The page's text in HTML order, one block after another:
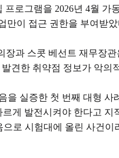
로그램을 2026년 4월
이 접근 권한을 부여받
과 스콧 베선트 재무장
한 취약점 정보가 악의
실증한 첫 번째 대형
발전시켜야 한다고
로 시험대에 올린 사건